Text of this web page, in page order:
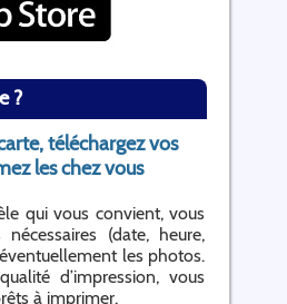
?
téléchargez vos
les chez vous
qui vous convient, vous
(date, heure,
les photos.
d’impression, vous
à imprimer.